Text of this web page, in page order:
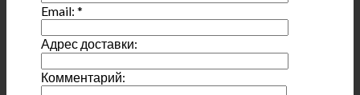
Email:*
Адрес доставки:
Комментарий: